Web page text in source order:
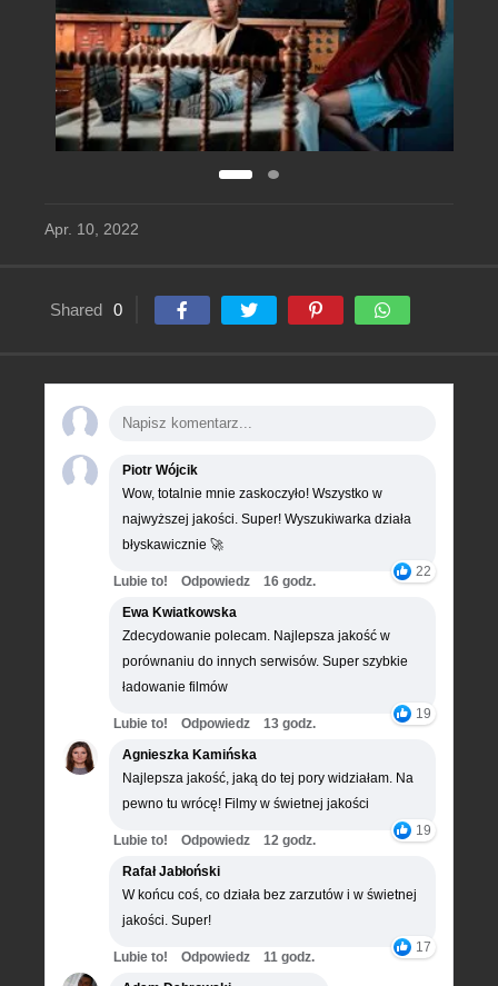
Apr. 10, 2022
Shared 0
Piotr Wójcik
Wow, totalnie mnie zaskoczyło! Wszystko w
najwyższej jakości. Super! Wyszukiwarka działa
błyskawicznie 🚀
22
Lubie to! Odpowiedz
16 godz.
Ewa Kwiatkowska
Zdecydowanie polecam. Najlepsza jakość w
porównaniu do innych serwisów. Super szybkie
ładowanie filmów
19
Lubie to! Odpowiedz
13 godz.
Agnieszka Kamińska
Najlepsza jakość, jaką do tej pory widziałam. Na
pewno tu wrócę! Filmy w świetnej jakości
19
Lubie to! Odpowiedz
12 godz.
Rafał Jabłoński
W końcu coś, co działa bez zarzutów i w świetnej
jakości. Super!
17
Lubie to! Odpowiedz
11 godz.